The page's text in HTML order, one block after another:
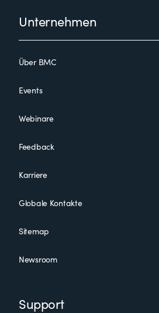
FooterUnternehmen
Über BMC
Events
Webinare
Feedback
Karriere
Globale Kontakte
Sitemap
Newsroom
Support